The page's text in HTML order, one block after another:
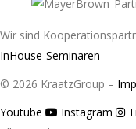
Wir sind
InHouse-Seminaren
© 2026 KraatzGroup –
Youtube
Instagram